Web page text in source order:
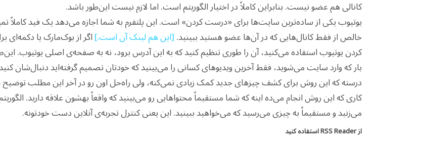
کانالی هم عضو نیست. بنابراین کاملاً در اختیار الگوریتم است. اما لازم نیست این‌طور باشد.
یوتیوب یکی از ساده‌ترین سایت‌ها برای «درست کردن» است. این پلتفرم به شما اجازه می‌دهد یک فید کاملاً
خالص از فقط کانال‌هایی که در آن‌ها عضو هستید ببینید.[این هم لینک آن است.]اگر از بوک‌مارک یا دکمه‌ای
کردن یوتیوب استفاده می‌کنید، آن را طوری تنظیم کنید که به این آدرس برود، نه به صفحه‌ی اصلی یوتیوب.
بار که وارد سایت می‌شوید، فقط آخرین ویدیوهای کسانی را می‌بینید که خودتان تصمیم گرفته‌اید دنبال‌شان
درسته که این روش برای کشف چیزهای جدید کمک زیادی نمی‌کنه، ولی راه‌حل اون رو در آخر این مطلب توضیح
کاری که این روش انجام می‌ده اینه که شما مستقیماً محتواهایی رو می‌بینید که واقعاً بهشون علاقه دارید.
می‌زنید و مستقیماً به چیزی می‌رسید که می‌خواهید ببینید. این یعنی کنترل تجربه‌ی آنلاین دست خودتونه.
ازRSS Readerاستفاده کنید